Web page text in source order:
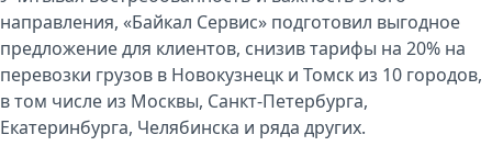
направления, «Байкал Сервис» подготовил выгодное
предложение для клиентов, снизив тарифы на 20% на
перевозки грузов в Новокузнецк и Томск из 10 городов,
в том числе из Москвы, Санкт-Петербурга,
Екатеринбурга, Челябинска и ряда других.